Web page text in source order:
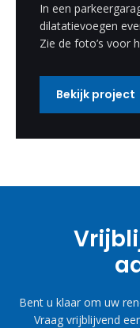
In een
dilatatievoegen
Zie de foto’s voor
Bekijk project
Bent u klaar om uw
Vraag vrijblijvend